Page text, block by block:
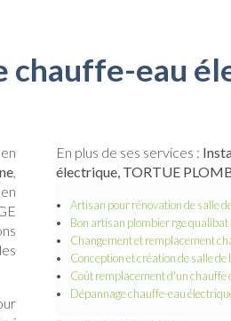
chauffe-eau
,
En plus de ses services :
électrique, TORTUE
Artisan pour rénovation de salle
Bon artisan plombier rge qualibat
Changement et remplacement
Conception et création de salle
Coût remplacement d'un chauffe
Dépannage chauffe-eau